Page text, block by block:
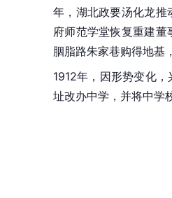
年，湖北政要汤化龙推
府师范学堂恢复重建
胭脂路朱家巷购得地基
1912年，因形势变化
址改办中学，并将中学